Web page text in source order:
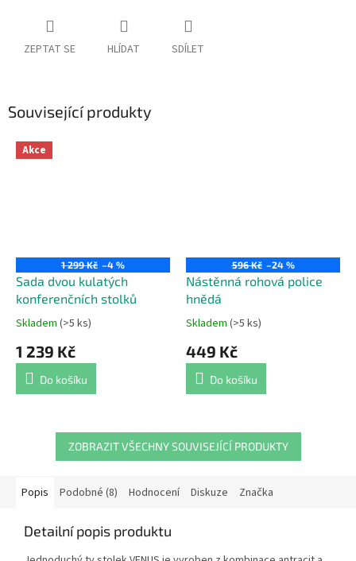
ZEPTAT SE HLÍDAT SDÍLET
Související produkty
Akce
1 299 Kč –4 %
Sada dvou kulatých
konferenčních stolků
Průměrné
produktu
4,4
hvězdiček.
Skladem (>5 ks)
1 239 Kč
Do košíku
596 Kč –24 %
Nástěnná rohová police
hnědá
Průměrné
produktu
5,0
hvězdiček.
Skladem (>5 ks)
449 Kč
Do košíku
ZOBRAZIT VŠECHNY SOUVISEJÍCÍ PRODUKTY
Popis Podobné (8) Hodnocení Diskuze Značka
Detailní popis produktu